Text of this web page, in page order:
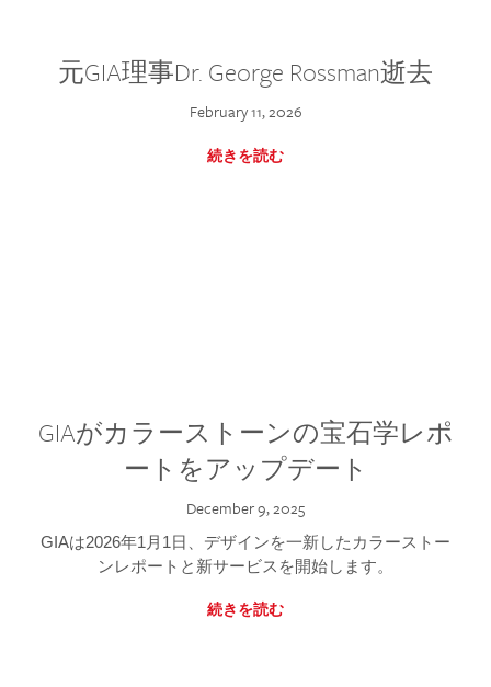
元GIA理事Dr. George Rossman逝去
February 11, 2026
続きを読む
GIAがカラーストーンの宝石学レポ
ートをアップデート
December 9, 2025
GIAは2026年1月1日、デザインを一新したカラーストー
ンレポートと新サービスを開始します。
続きを読む